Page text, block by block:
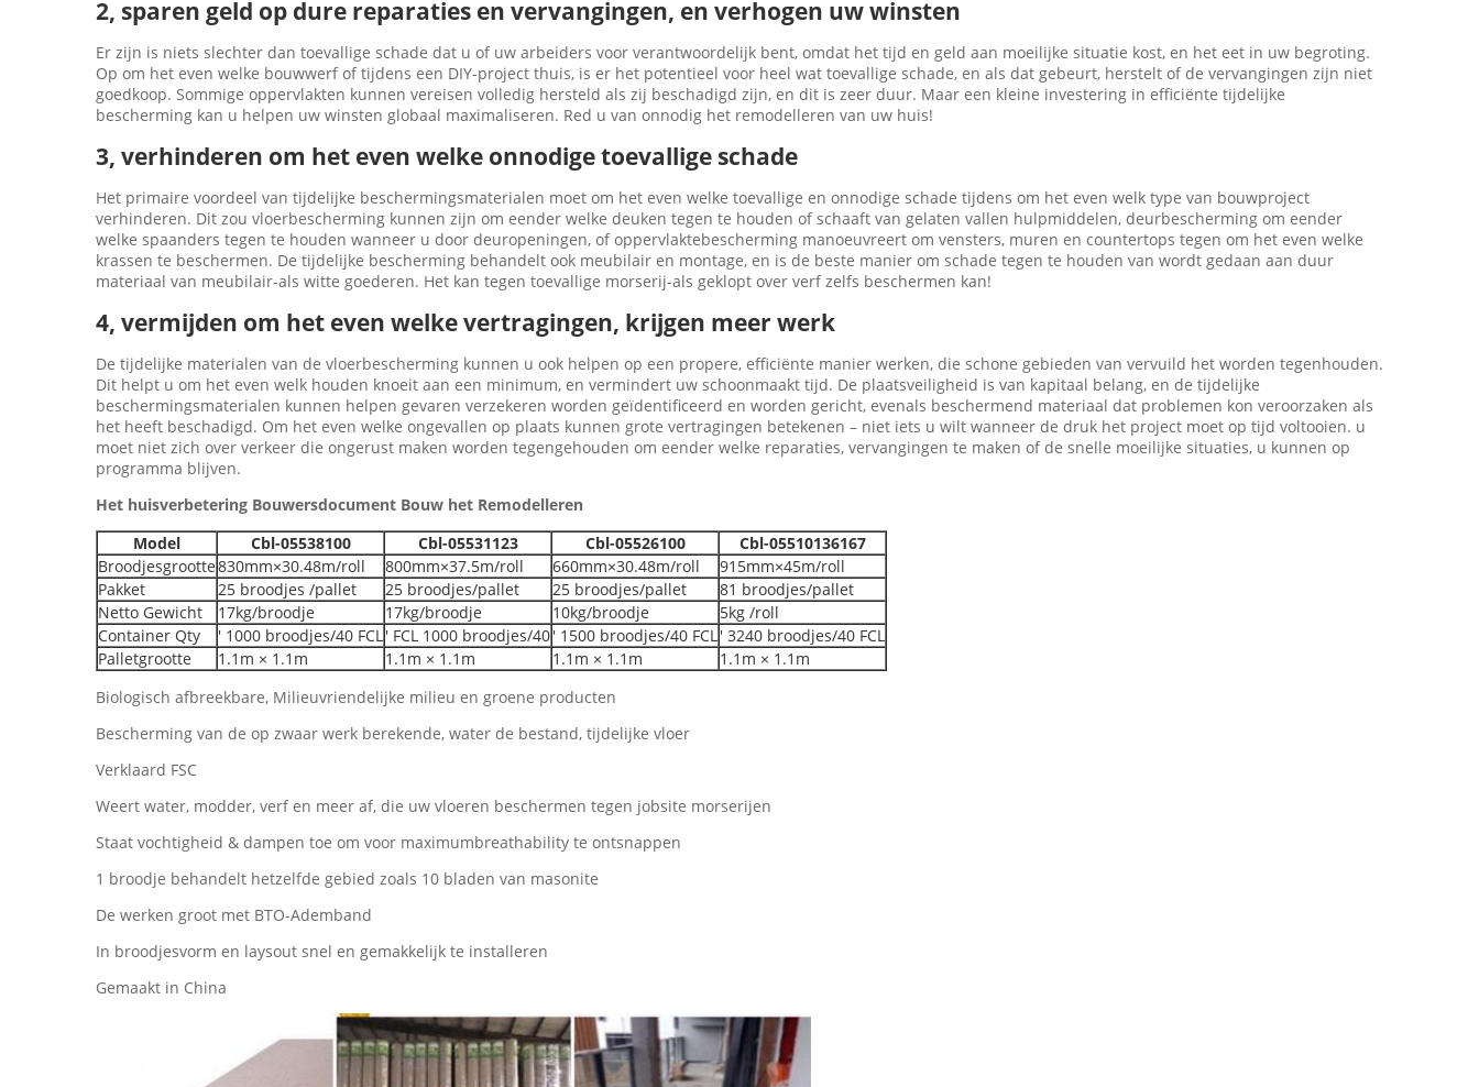
2, sparen geld op dure reparaties en vervangingen, en verhogen uw winsten
Er zijn is niets slechter dan toevallige schade dat u of uw arbeiders voor verantwoordelijk bent, omdat het tijd en geld aan moeilijke situatie kost, en het eet in uw begroting.
Op om het even welke bouwwerf of tijdens een DIY-project thuis, is er het potentieel voor heel wat toevallige schade, en als dat gebeurt, herstelt of de vervangingen zijn niet
goedkoop. Sommige oppervlakten kunnen vereisen volledig hersteld als zij beschadigd zijn, en dit is zeer duur. Maar een kleine investering in efficiënte tijdelijke
bescherming kan u helpen uw winsten globaal maximaliseren. Red u van onnodig het remodelleren van uw huis!
3, verhinderen om het even welke onnodige toevallige schade
Het primaire voordeel van tijdelijke beschermingsmaterialen moet om het even welke toevallige en onnodige schade tijdens om het even welk type van bouwproject
verhinderen. Dit zou vloerbescherming kunnen zijn om eender welke deuken tegen te houden of schaaft van gelaten vallen hulpmiddelen, deurbescherming om eender
welke spaanders tegen te houden wanneer u door deuropeningen, of oppervlaktebescherming manoeuvreert om vensters, muren en countertops tegen om het even welke
krassen te beschermen. De tijdelijke bescherming behandelt ook meubilair en montage, en is de beste manier om schade tegen te houden van wordt gedaan aan duur
materiaal van meubilair-als witte goederen. Het kan tegen toevallige morserij-als geklopt over verf zelfs beschermen kan!
4, vermijden om het even welke vertragingen, krijgen meer werk
De tijdelijke materialen van de vloerbescherming kunnen u ook helpen op een propere, efficiënte manier werken, die schone gebieden van vervuild het worden tegenhouden.
Dit helpt u om het even welk houden knoeit aan een minimum, en vermindert uw schoonmaakt tijd. De plaatsveiligheid is van kapitaal belang, en de tijdelijke
beschermingsmaterialen kunnen helpen gevaren verzekeren worden geïdentificeerd en worden gericht, evenals beschermend materiaal dat problemen kon veroorzaken als
het heeft beschadigd. Om het even welke ongevallen op plaats kunnen grote vertragingen betekenen – niet iets u wilt wanneer de druk het project moet op tijd voltooien. u
moet niet zich over verkeer die ongerust maken worden tegengehouden om eender welke reparaties, vervangingen te maken of de snelle moeilijke situaties, u kunnen op
programma blijven.
Het huisverbetering Bouwersdocument Bouw het Remodelleren
Model
Cbl-05538100 Cbl-05531123 Cbl-05526100
Cbl-05510136167
Broodjesgrootte830mm×30.48m/roll 800mm×37.5m/roll 660mm×30.48m/roll
915mm×45m/roll
Pakket
25 broodjes /pallet 25 broodjes/pallet 25 broodjes/pallet
81 broodjes/pallet
Netto Gewicht
17kg/broodje 17kg/broodje 10kg/broodje
5kg /roll
Container Qty
′ 1000 broodjes/40 FCL' FCL 1000 broodjes/40′ 1500 broodjes/40 FCL′ 3240 broodjes/40 FCL
Palletgrootte
1.1m × 1.1m 1.1m × 1.1m 1.1m × 1.1m
1.1m × 1.1m
Biologisch afbreekbare, Milieuvriendelijke milieu en groene producten
Bescherming van de op zwaar werk berekende, water de bestand, tijdelijke vloer
Verklaard FSC
Weert water, modder, verf en meer af, die uw vloeren beschermen tegen jobsite morserijen
Staat vochtigheid & dampen toe om voor maximumbreathability te ontsnappen
1 broodje behandelt hetzelfde gebied zoals 10 bladen van masonite
De werken groot met BTO-Ademband
In broodjesvorm en laysout snel en gemakkelijk te installeren
Gemaakt in China